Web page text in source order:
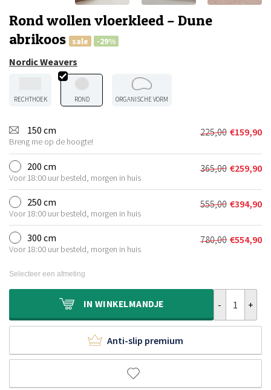
Rond wollen vloerkleed – Dune
abrikoos
sale -29%
Nordic Weavers
RECHTHOEK ROND ORGANISCHE VORM
150 cm
Breng me op de hoogte!
225,00
prijs
was:
€225,00.
€159,90
Huidige
prijs
is:
€159,90.
200 cm
Voor 18:00 uur besteld, morgen in huis
365,00
prijs
was:
€365,00.
€259,90
Huidige
prijs
is:
€259,90.
250 cm
Voor 18:00 uur besteld, morgen in huis
555,00
prijs
was:
€555,00.
€394,90
Huidige
prijs
is:
€394,90.
300 cm
Voor 18:00 uur besteld, morgen in huis
780,00 €554,90
Huidige
Selecteer een afmeting
IN WINKELMANDJE
Anti-slip premium